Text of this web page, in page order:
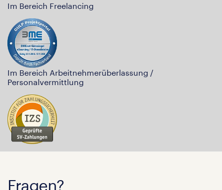
Im Bereich Freelancing
Im Bereich Arbeitnehmerüberlassung /
Personalvermittlung
Fragen?